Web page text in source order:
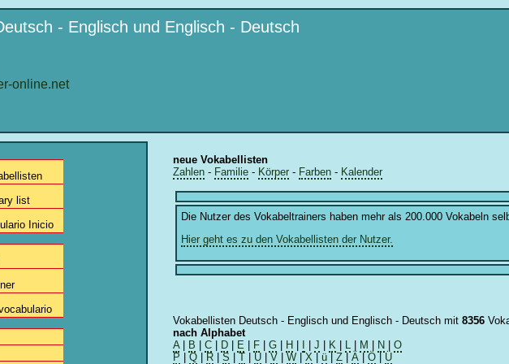
- Englisch und Englisch - Deutsch
online.net
list
Inicio
neue Vokabellisten
Zahlen - Familie - Körper - Farben - Kalender
Die Nutzer des Vokabeltrainers haben mehr als 200.000 Vokabeln
Hier geht es zu den Vokabellisten der Nutzer.
Vokabellisten Deutsch - Englisch und Englisch - Deutsch mit 8356
nach Alphabet
A| B C D E F G H J K L M N
O
P
Q R S T U V W X ü Z Ä Ö
Ü